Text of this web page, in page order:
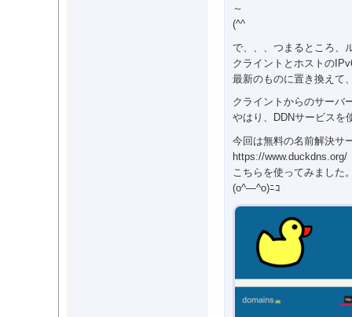
～
(^^ゞ
で、、、つまるところ、
クライントとホストの
最新のものに置き換えて
クライントからのサーバ
やはり、DDNサービスを
今回は無料の名前解決サ
https://
こちらを使ってみました
(o^―^o)ﾆｺ